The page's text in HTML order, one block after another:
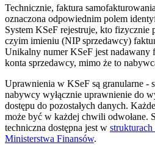
Technicznie, faktura
oznaczona odpowiednim polem
System KSeF rejestruje, kto fizycznie
czyim imieniu (NIP sprzedawcy)
Unikalny numer KSeF jest nadawany
konta sprzedawcy, mimo że to
Uprawnienia w KSeF są granularne -
nabywcy wyłącznie uprawnienie do
dostępu do pozostałych danych.
może być w każdej chwili odwołane.
techniczna dostępna jest w
Ministerstwa Finansów.